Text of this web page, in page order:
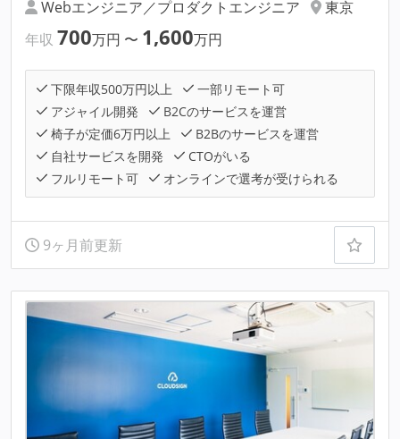
Webエンジニア／プロダクトエンジニア
東京
年収 700万円 〜 1,600万円
下限年収500万円以上
一部リモート可
アジャイル開発
B2Cのサービスを運営
椅子が定価6万円以上
B2Bのサービスを運営
自社サービスを開発
CTOがいる
フルリモート可
オンラインで選考が受けられる
9ヶ月前更新